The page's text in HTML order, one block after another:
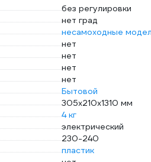
без регулировки
нет град
несамоходные
нет
нет
нет
нет
Бытовой
305х210х1310 мм
4 кг
электрический
230-240
пластик